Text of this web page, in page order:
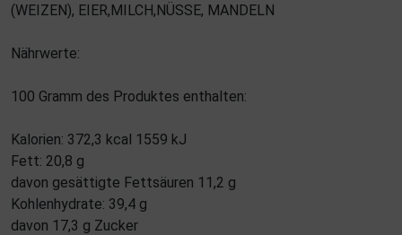
(WEIZEN), EIER,MILCH,NÜSSE, MANDELN
Nährwerte:
100 Gramm des Produktes enthalten:
Kalorien: 372,3 kcal 1559 kJ
Fett: 20,8 g
davon gesättigte Fettsäuren 11,2 g
Kohlenhydrate: 39,4 g
davon 17,3 g Zucker